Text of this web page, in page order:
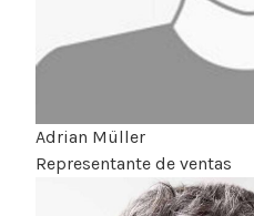
Adrian Müller
Representante de ventas